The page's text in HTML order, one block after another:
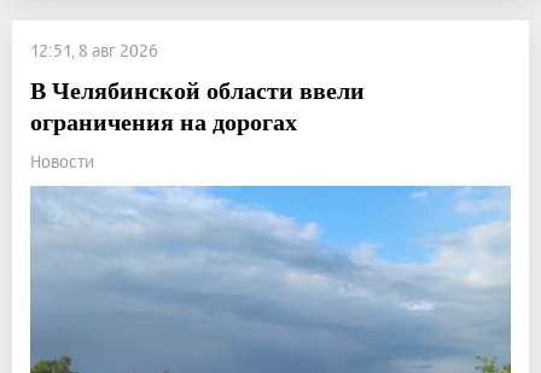
12:51, 8 авг 2026
В Челябинской области ввели
ограничения на дорогах
Новости